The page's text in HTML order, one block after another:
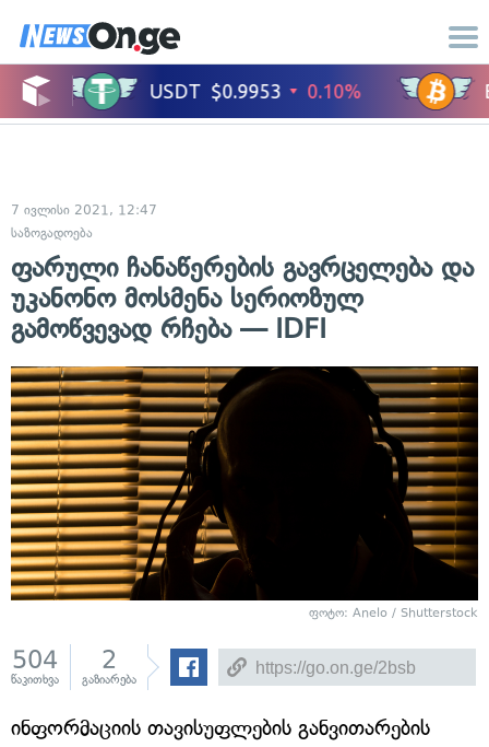
7 ივლისი 2021, 12:47
საზოგადოება
ფარული ჩანაწერების გავრცელება და
უკანონო მოსმენა სერიოზულ
გამოწვევად რჩება — IDFI
ფოტო: Anelo / Shutterstock
504
წაკითხვა
2
გაზიარება
ინფორმაციის თავისუფლების განვითარების